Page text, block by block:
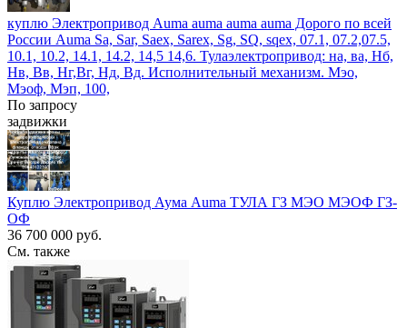
куплю Электропривод Auma auma auma auma Дорого по всей
России Auma Sa, Sar, Saex, Sarex, Sg, SQ, sqex, 07.1, 07.2,07.5,
10.1, 10.2, 14.1, 14.2, 14,5 14,6. Тулаэлектропривод: на, ва, Нб,
Нв, Вв, Нг,Вг, Нд, Вд. Исполнительный механизм. Мэо,
Мэоф, Мэп, 100,
По запросу
задвижки
Куплю Электропривод Аума Auma ТУЛА ГЗ МЭО МЭОФ ГЗ-
ОФ
36 700 000 руб.
См. также